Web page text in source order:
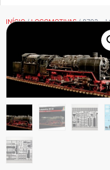
INÍCIO/LOCOMOTIVAS/ 8702 –